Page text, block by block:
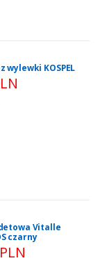
wylewki KOSPEL
Vitalle
czarny